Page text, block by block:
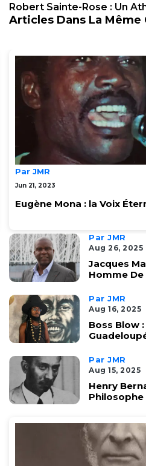
Robert Sainte-Rose : Un
Articles Dans La Même
Par JMR
Jun 21, 2023
Eugène Mona : la Voix
Par JMR
Aug 26, 2025
Jacques
Homme De
Par JMR
Aug 16, 2025
Boss Blow
Par JMR
Aug 15, 2025
Henry
Philosophe